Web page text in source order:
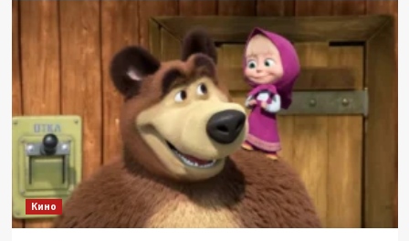
Кино